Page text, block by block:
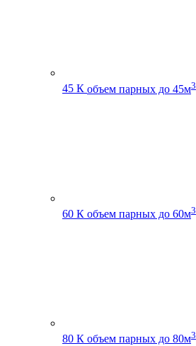
45 К объем парных до 45м3
60 К объем парных до 60м3
80 К объем парных до 80м3